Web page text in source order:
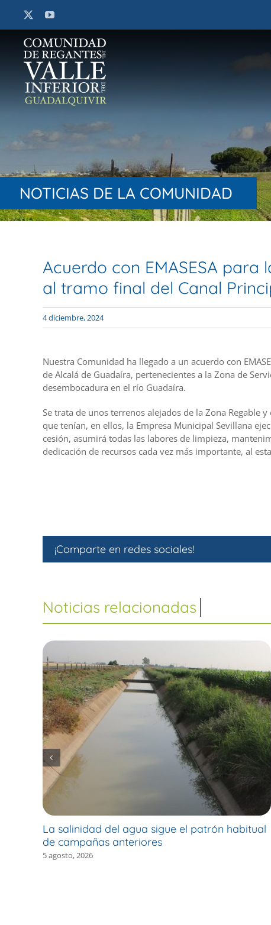
contenido
NOTICIAS DE LA COMUNIDAD
Acuerdo con EMASESA
al tramo final del Canal
4 diciembre, 2024
Nuestra Comunidad ha llegado a un acuerdo con
de Alcalá de Guadaíra, pertenecientes a la Zona de
desembocadura en el río Guadaíra.
Se trata de unos terrenos alejados de la Zona Regable
que tenían, en ellos, la Empresa Municipal Sevillana
cesión, asumirá todas las labores de limpieza,
dedicación de recursos cada vez más importante, al
¡Comparte en redes sociales!
La salinidad del agua sigue el patrón habitual
de campañas anteriores
5 agosto, 2026